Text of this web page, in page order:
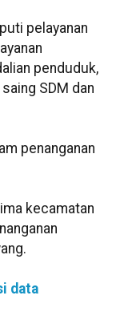
pelayanan
penduduk,
SDM dan
penanganan
kecamatan
data